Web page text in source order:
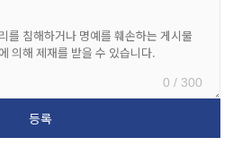
0 / 300